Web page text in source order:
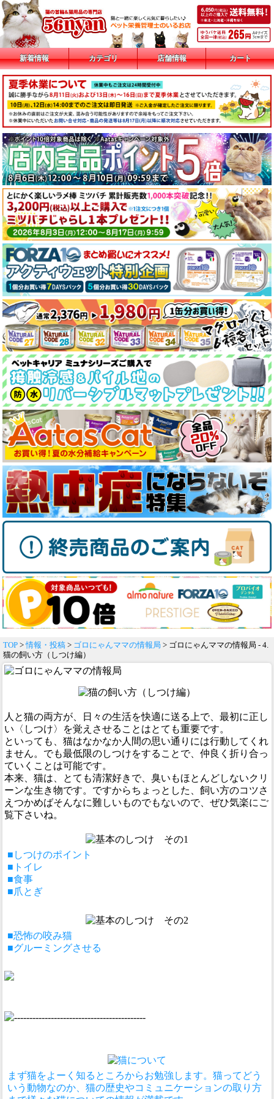
新着情報 カテゴリ 店舗情報 カート
TOP >情報・投稿 > ゴロにゃんママの情報局 > ゴロにゃんママの情報局 - 4.
猫の飼い方（しつけ編）
人と猫の両方が、日々の生活を快適に送る上で、最初に正し
い〈しつけ〉を覚えさせることはとても重要です。
といっても、猫はなかなか人間の思い通りには行動してくれ
ません。でも最低限のしつけをすることで、仲良く折り合っ
ていくことは可能です。
本来、猫は、とても清潔好きで、臭いもほとんどしないクリ
ーンな生き物です。ですからちょっとした、飼い方のコツさ
えつかめばそんなに難しいものでもないので、ぜひ気楽にご
覧下さいね。
■しつけのポイント
■トイレ
■食事
■爪とぎ
■恐怖の咬み猫
■グルーミングさせる
まず猫をよーく知るところからお勉強します。猫ってどう
いう動物なのか、猫の歴史やコミュニケーションの取り方